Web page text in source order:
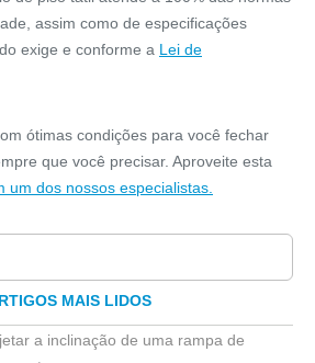
assim como de especificações
exige e conforme a Lei de
ótimas condições para você fechar
que você precisar. Aproveite esta
um dos nossos especialistas.
MAIS LIDOS
a inclinação de uma rampa de